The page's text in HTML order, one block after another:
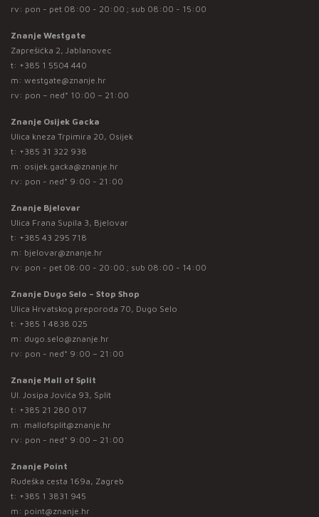
rv: pon - pet 08:00 - 20:00 ; sub 08:00 - 15:00
Znanje Westgate
Zaprešićka 2, Jablanovec
t: +385 1 5504 440
m: westgate@znanje.hr
rv: pon – ned* 10:00 – 21:00
Znanje Osijek Gacka
Ulica kneza Trpimira 20, Osijek
t: +385 31 322 938
m: osijek.gacka@znanje.hr
rv: pon - ned* 9:00 - 21:00
Znanje Bjelovar
Ulica Frana Supila 3, Bjelovar
t: +385 43 295 718
m: bjelovar@znanje.hr
rv: pon - pet 08:00 - 20:00 ; sub 08:00 - 14:00
Znanje Dugo Selo – Stop Shop
Ulica Hrvatskog preporoda 70, Dugo Selo
t: +385 1 4838 025
m: dugo.selo@znanje.hr
rv: pon - ned* 9:00 – 21:00
Znanje Mall of Split
Ul. Josipa Jovića 93, Split
t: +385 21 280 017
m: mallofsplit@znanje.hr
rv: pon - ned* 9:00 – 21:00
Znanje Point
Rudeška cesta 169a, Zagreb
t: +385 1 3831 945
m: point@znanje.hr